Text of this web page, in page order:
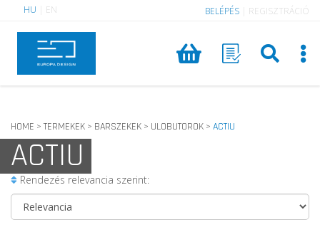
HU EN BELÉPÉS REGISZTRÁCIÓ
HOME > TERMEKEK > BARSZEKEK > ULOBUTOROK > ACTIU
ACTIU
Rendezés relevancia szerint: